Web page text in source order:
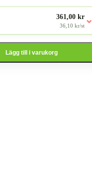
361,00 kr
36,10 kr/st ⌄
Lägg till i varukorg